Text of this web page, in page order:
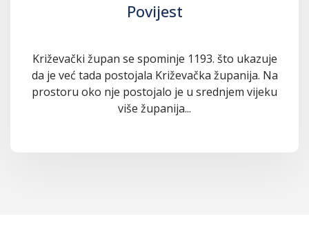
Povijest
Križevački župan se spominje 1193. što ukazuje
da je već tada postojala Križevačka županija. Na
prostoru oko nje postojalo je u srednjem vijeku
više županija...